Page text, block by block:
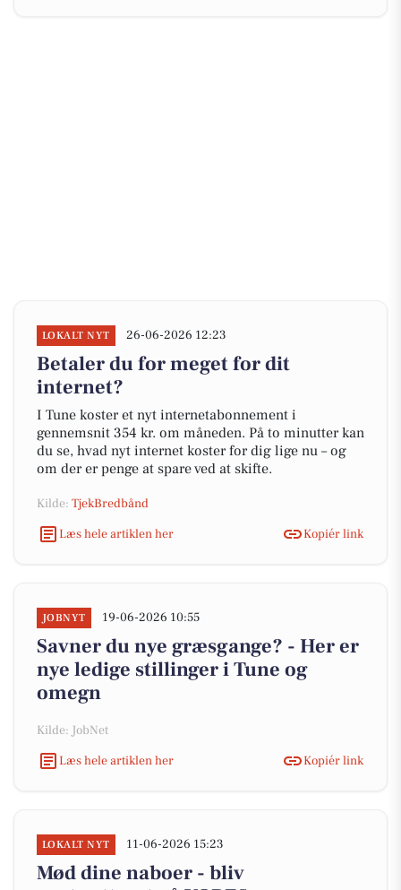
LOKALT NYT 26-06-2026 12:23
Betaler du for meget for dit
internet?
I Tune koster et nyt internetabonnement i
gennemsnit 354 kr. om måneden. På to minutter kan
du se, hvad nyt internet koster for dig lige nu – og
om der er penge at spare ved at skifte.
Kilde: TjekBredbånd
Læs hele artiklen her
Kopiér link
JOBNYT 19-06-2026 10:55
Savner du nye græsgange? - Her er
nye ledige stillinger i Tune og
omegn
Kilde: JobNet
Læs hele artiklen her
Kopiér link
LOKALT NYT 11-06-2026 15:23
Mød dine naboer - bliv